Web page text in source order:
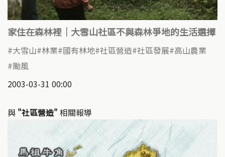
家住在森林裡｜大雪山社區不與森林爭地的生活選擇
大雪山 林業 國有林地 社區營造 社區發展 高山農業
颱風
2003-03-31 00:00
與 "社區營造" 相關報導